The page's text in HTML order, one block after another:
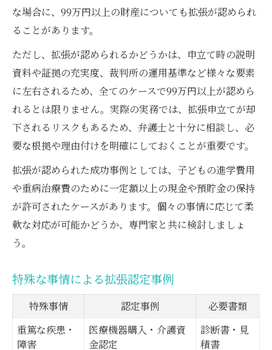
な場合に、99万円以上の財産についても拡張が認められ
ることがあります。
ただし、拡張が認められるかどうかは、申立て時の説明
資料や証拠の充実度、裁判所の運用基準など様々な要素
に左右されるため、全てのケースで99万円以上が認めら
れるとは限りません。実際の実務では、拡張申立てが却
下されるリスクもあるため、弁護士と十分に相談し、必
要な根拠や理由付けを明確にしておくことが重要です。
拡張が認められた成功事例としては、子どもの進学費用
や重病治療費のために一定額以上の現金や預貯金の保持
が許可されたケースがあります。個々の事情に応じて柔
軟な対応が可能かどうか、専門家と共に検討しましょ
う。
特殊な事情による拡張認定事例
特殊事情 認定事例
必要書類
重篤な疾患・
障害
医療機器購入・介護資
金認定
診断書・見
積書